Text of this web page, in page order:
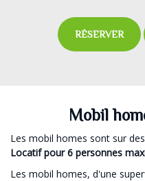
RÉSERVER
Mobil
Les mobil homes sont sur
Locatif pour 6 personnes
Les mobil homes, d'une